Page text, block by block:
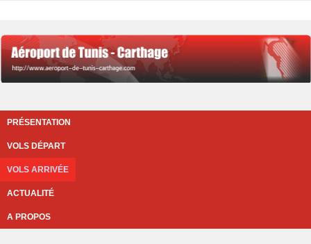
PRÉSENTATION
VOLS DÉPART
VOLS ARRIVÉE
ACTUALITÉ
A PROPOS